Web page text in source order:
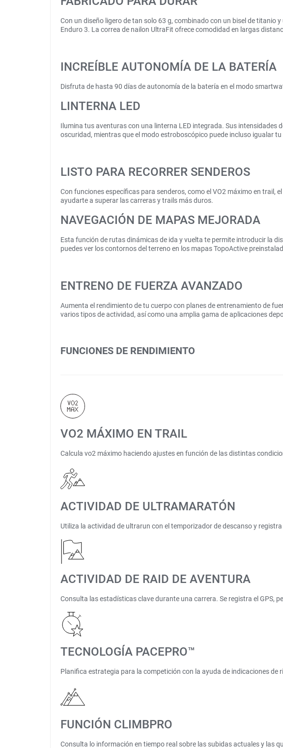
Con un diseño ligero de tan solo 63 g, combinado con un bisel de
Enduro 3. La correa de nailon UltraFit ofrece comodidad en largas
INCREÍBLE AUTONOMÍA DE LA BATERÍA
Disfruta de hasta 90 días de autonomía de la batería en el modo
LINTERNA LED
Ilumina tus aventuras con una linterna LED integrada. Sus intensidades
oscuridad, mientras que el modo estroboscópico puede incluso igualar
LISTO PARA RECORRER SENDEROS
Con funciones específicas para senderos, como el VO2 máximo en
ayudarte a superar las carreras y trails más duros.
NAVEGACIÓN DE MAPAS MEJORADA
Esta función de rutas dinámicas de ida y vuelta te permite introducir la
puedes ver los contornos del terreno en los mapas TopoActive
ENTRENO DE FUERZA AVANZADO
Aumenta el rendimiento de tu cuerpo con planes de entrenamiento de
varios tipos de actividad, así como una amplia gama de aplicaciones
FUNCIONES DE RENDIMIENTO
VO2 MÁXIMO EN TRAIL
Calcula vo2 máximo haciendo ajustes en función de las distintas
ACTIVIDAD DE ULTRAMARATÓN
Utiliza la actividad de ultrarun con el temporizador de descanso y
ACTIVIDAD DE RAID DE AVENTURA
Consulta las estadísticas clave durante una carrera. Se registra el GPS,
TECNOLOGÍA PACEPRO™
Planifica estrategia para la competición con la ayuda de indicaciones
FUNCIÓN CLIMBPRO
Consulta lo información en tiempo real sobre las subidas actuales y las